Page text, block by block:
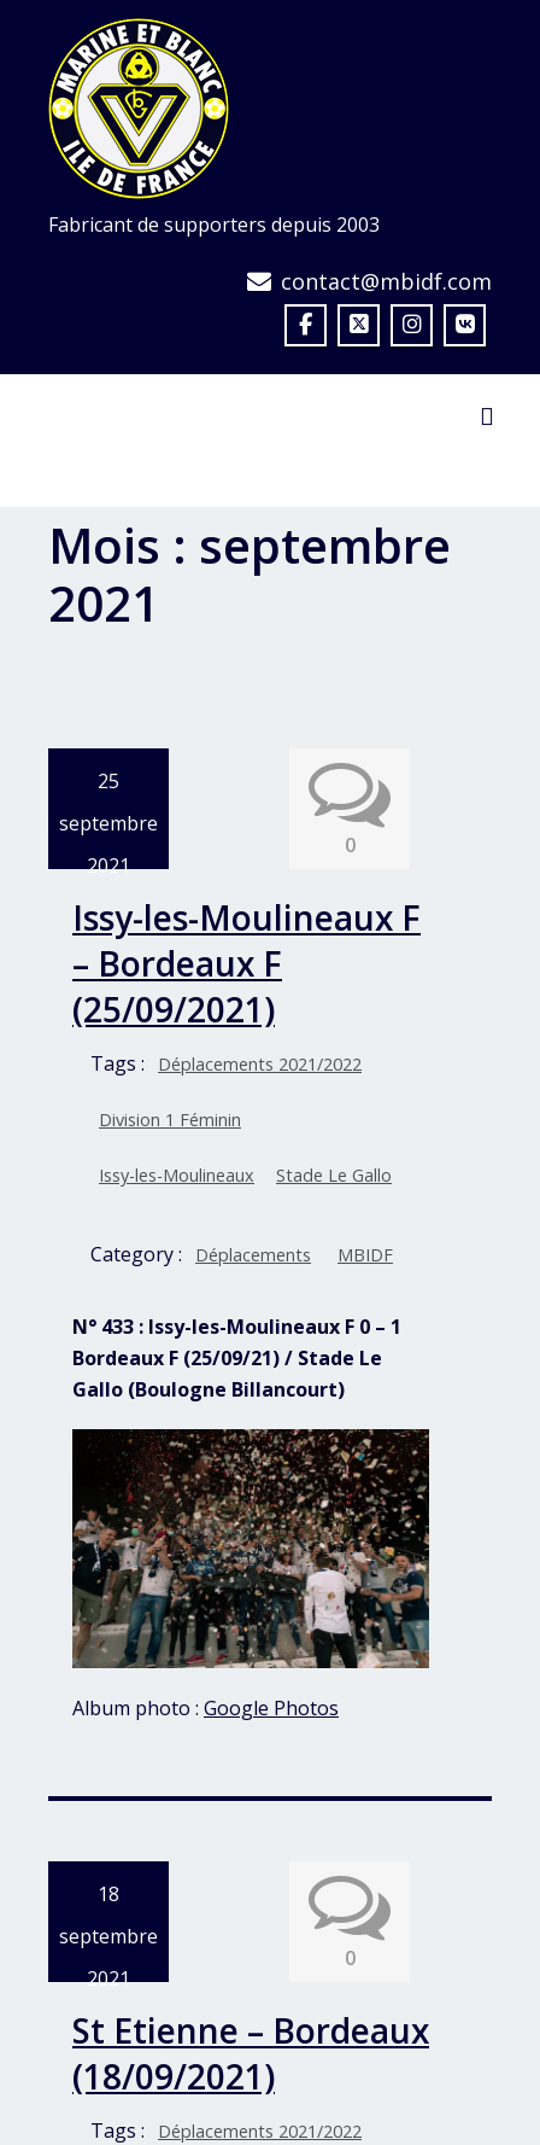
content
Fabricant de supporters depuis 2003
contact@mbidf.com
Mois : septembre
2021
25
septembre
2021
0
Issy-les-Moulineaux F
– Bordeaux F
(25/09/2021)
Tags : Déplacements 2021/2022
Division 1 Féminin
Issy-les-Moulineaux Stade Le Gallo
Category : Déplacements MBIDF
N° 433 : Issy-les-Moulineaux F 0 – 1
Bordeaux F (25/09/21) / Stade Le
Gallo (Boulogne Billancourt)
Album photo : Google Photos
18
septembre
2021
0
St Etienne – Bordeaux
(18/09/2021)
Tags : Déplacements 2021/2022